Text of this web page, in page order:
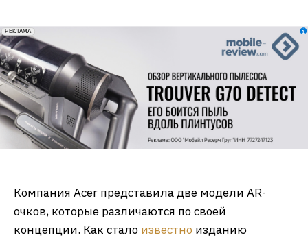
erid: 2VfnxxmNzs5
РЕКЛАМА
Компания Acer представила две модели AR-
очков, которые различаются по своей
концепции. Как стало известно изданию